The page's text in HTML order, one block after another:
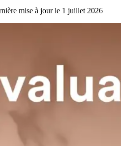
mise à jour le 1 juillet 2026